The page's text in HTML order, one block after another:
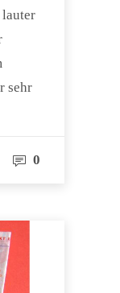
lauter
sehr
0